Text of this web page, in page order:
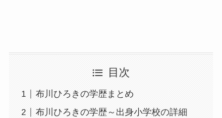
目次
布川ひろきの学歴まとめ
布川ひろきの学歴～出身小学校の詳細